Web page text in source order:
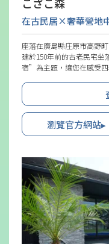
在古民居×奢華營地
座落在廣島縣庄原市高野
建於150年前的古老民宅
宿”為主題，讓您在感受
又融入了現代元素，例如
等。適合家庭或團體使用。
瀏覽官方網站▸